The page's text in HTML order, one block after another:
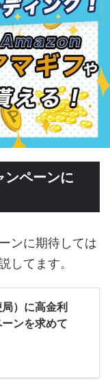
ンペーンに
ンに期待しては
してます。
）に高金利
ンを求めて